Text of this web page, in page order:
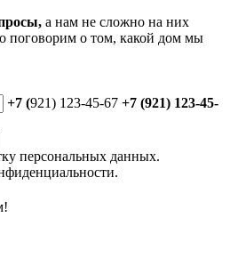
а нам не сложно на них
поговорим о том, какой дом мы
+7 (921) 123-45-67 +7 (921) 123-45-
персональных данных.